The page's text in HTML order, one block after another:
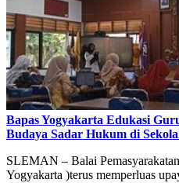
Bapas Yogyakarta Edukasi
Budaya Sadar Hukum di
SLEMAN – Balai
Yogyakarta )terus memperluas